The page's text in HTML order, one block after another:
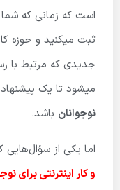
است که زمانی که
ثبت میکنید و حوزه
جدیدی که مرتبط با
میشود تا یک
نوجوانان باشد.
اما یکی از
و کار اینترنتی برای